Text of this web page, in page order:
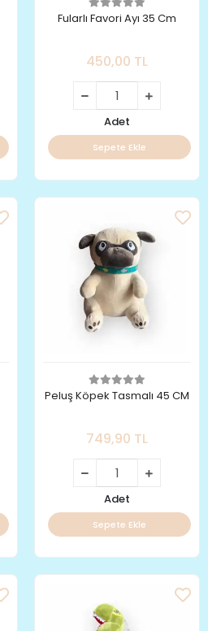
Fularlı Favori Ayı 35 Cm
450,00 TL
Adet
Sepete Ekle
Peluş Köpek Tasmalı 45 CM
749,90 TL
Adet
Sepete Ekle